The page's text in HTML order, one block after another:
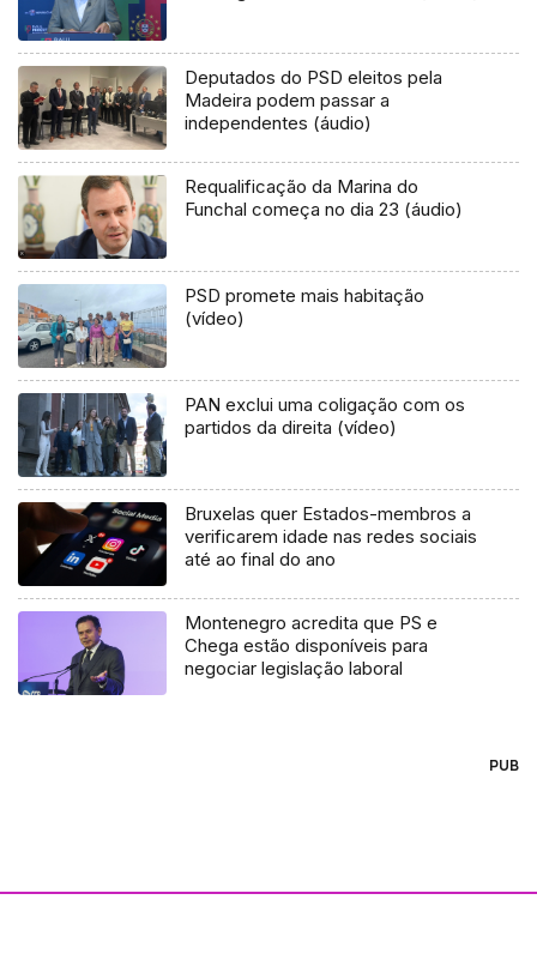
Deputados do PSD eleitos pela
Madeira podem passar a
independentes (áudio)
Requalificação da Marina do
Funchal começa no dia 23 (áudio)
PSD promete mais habitação
(vídeo)
PAN exclui uma coligação com os
partidos da direita (vídeo)
Bruxelas quer Estados-membros a
verificarem idade nas redes sociais
até ao final do ano
Montenegro acredita que PS e
Chega estão disponíveis para
negociar legislação laboral
PUB